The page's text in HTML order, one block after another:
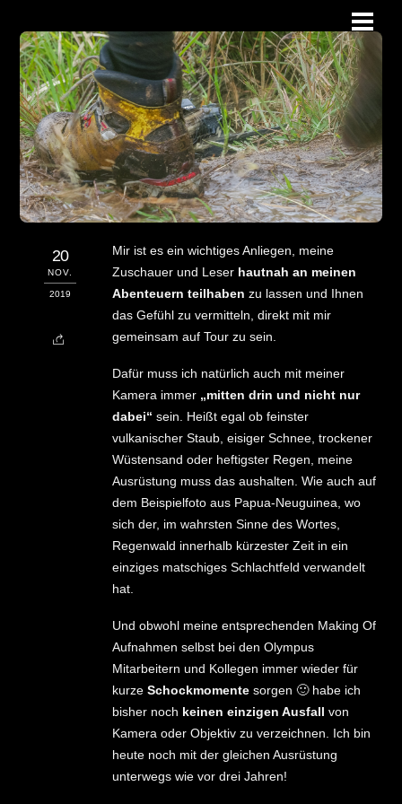
content
20
NOV.
2019
Mir ist es ein wichtiges Anliegen, meine
Zuschauer und Leser hautnah an meinen
Abenteuern teilhaben zu lassen und Ihnen
das Gefühl zu vermitteln, direkt mit mir
gemeinsam auf Tour zu sein.
Dafür muss ich natürlich auch mit meiner
Kamera immer „mitten drin und nicht nur
dabei“ sein. Heißt egal ob feinster
vulkanischer Staub, eisiger Schnee, trockener
Wüstensand oder heftigster Regen, meine
Ausrüstung muss das aushalten. Wie auch auf
dem Beispielfoto aus Papua-Neuguinea, wo
sich der, im wahrsten Sinne des Wortes,
Regenwald innerhalb kürzester Zeit in ein
einziges matschiges Schlachtfeld verwandelt
hat.
Und obwohl meine entsprechenden Making Of
Aufnahmen selbst bei den Olympus
Mitarbeitern und Kollegen immer wieder für
kurze Schockmomentesorgen 🙂 habe ich
bisher noch keinen einzigen Ausfall von
Kamera oder Objektiv zu verzeichnen. Ich bin
heute noch mit der gleichen Ausrüstung
unterwegs wie vor drei Jahren!